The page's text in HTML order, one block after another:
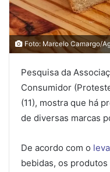
Foto: Marcelo Camargo/
Pesquisa da
Consumidor
(11), mostra que há
de diversas marcas
De acordo com o
bebidas, os